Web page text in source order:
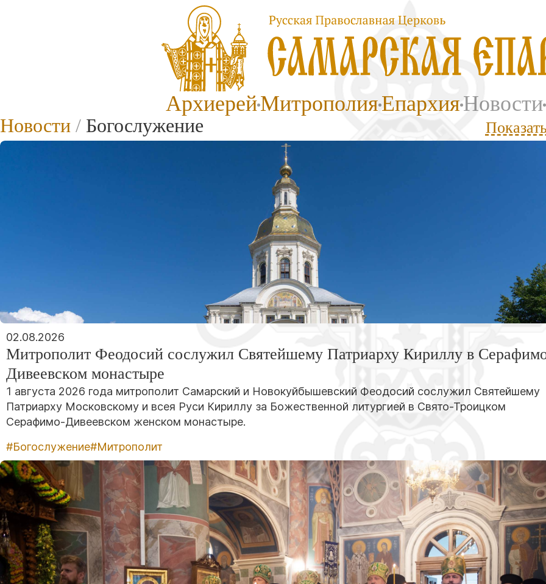
АрхиерейМитрополияЕпархияНовости
Новости / Богослужение
02.08.2026
Митрополит Феодосий сослужил Святейшему Патриарху Кириллу в
Дивеевском монастыре
1 августа 2026 года митрополит Самарский и Новокуйбышевский Феодосий сослужил Святейшему
Патриарху Московскому и всея Руси Кириллу за Божественной литургией в Свято-Троицком
Серафимо-Дивеевском женском монастыре.
#Богослужение#Митрополит